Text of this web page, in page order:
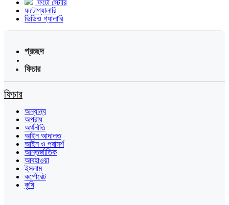
ফটো স্টোরি
ফটোগ্যালারি
ভিডিও গ্যালারি
প্রচ্ছদ
ফিচার
ফিচার
অন্যান্য
অপরাধ
অর্থনীতি
আইন আদালত
আইন ও পরামর্শ
আন্তর্জাতিক
আবহাওয়া
ইসলাম
কর্পোরেট
কৃষি